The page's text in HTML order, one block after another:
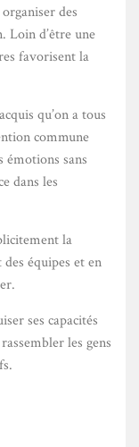
des
Loin d’être une
favorisent la
qu’on a tous
commune
sans
dans les
la
équipes et en
ses capacités
les gens